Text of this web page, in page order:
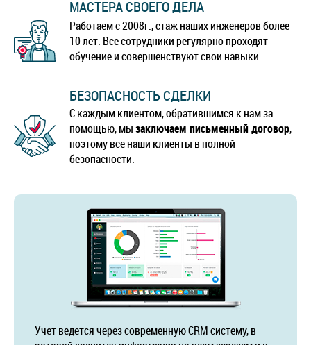
МАСТЕРА СВОЕГО ДЕЛА
Работаем с 2008г., стаж наших инженеров более
10 лет. Все сотрудники регулярно проходят
обучение и совершенствуют свои навыки.
БЕЗОПАСНОСТЬ СДЕЛКИ
С каждым клиентом, обратившимся к нам за
помощью, мызаключаем письменный договор,
поэтому все наши клиенты в полной
безопасности.
Учет ведется через современную CRM систему, в